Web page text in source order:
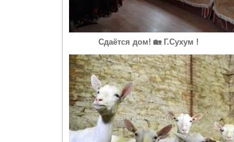
Сдаётся дом! 🏡 Г.Сухум !